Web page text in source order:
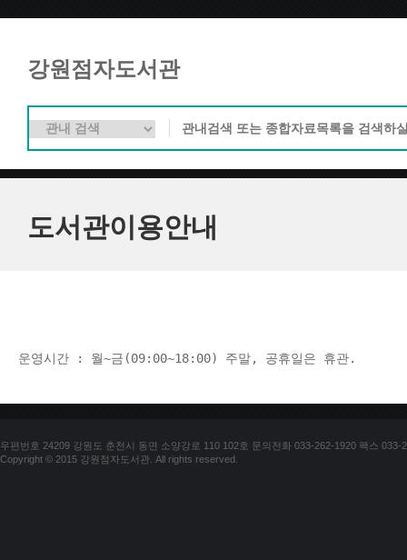
강원점자도서관
도서관이용안내
운영시간 : 월~금(09:00~18:00) 주말, 공휴일은 휴관.
우편번호 24209 강원도 춘천시 동면 소양강로 110 102호 문의전화 033-262-1920 팩스 033-
Copyright © 2015 강원점자도서관. All rights reserved.